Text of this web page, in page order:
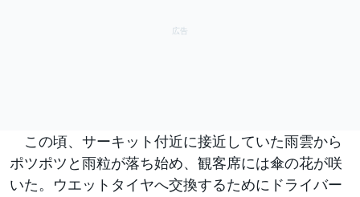
この頃、サーキット付近に接近していた雨雲から
ポツポツと雨粒が落ち始め、観客席には傘の花が咲
いた。ウエットタイヤへ交換するためにドライバー